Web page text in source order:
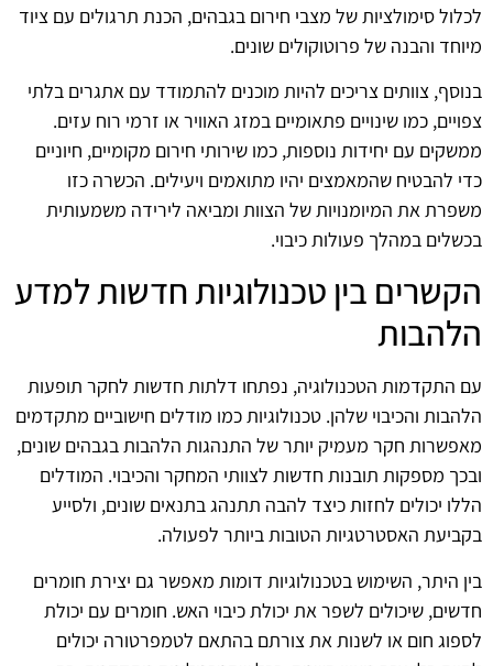
לכלול סימולציות של מצבי חירום בגבהים, הכנת תרגולים עם ציוד
מיוחד והבנה של פרוטוקולים שונים.
בנוסף, צוותים צריכים להיות מוכנים להתמודד עם אתגרים בלתי
צפויים, כמו שינויים פתאומיים במזג האוויר או זרמי רוח עזים.
ממשקים עם יחידות נוספות, כמו שירותי חירום מקומיים, חיוניים
כדי להבטיח שהמאמצים יהיו מתואמים ויעילים. הכשרה כזו
משפרת את המיומנויות של הצוות ומביאה לירידה משמעותית
בכשלים במהלך פעולות כיבוי.
הקשרים בין טכנולוגיות חדשות למדע
הלהבות
עם התקדמות הטכנולוגיה, נפתחו דלתות חדשות לחקר תופעות
הלהבות והכיבוי שלהן. טכנולוגיות כמו מודלים חישוביים מתקדמים
מאפשרות חקר מעמיק יותר של התנהגות הלהבות בגבהים שונים,
ובכך מספקות תובנות חדשות לצוותי המחקר והכיבוי. המודלים
הללו יכולים לחזות כיצד להבה תתנהג בתנאים שונים, ולסייע
בקביעת האסטרטגיות הטובות ביותר לפעולה.
בין היתר, השימוש בטכנולוגיות דומות מאפשר גם יצירת חומרים
חדשים, שיכולים לשפר את יכולת כיבוי האש. חומרים עם יכולת
לספוג חום או לשנות את צורתם בהתאם לטמפרטורה יכולים